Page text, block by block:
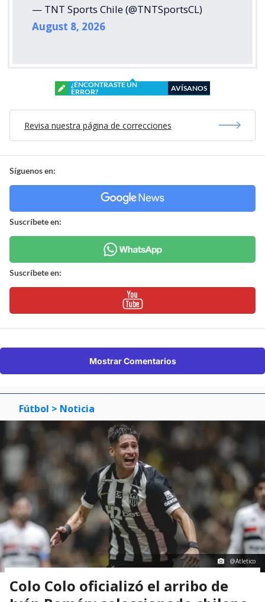
— TNT Sports Chile (@TNTSportsCL)
August 8, 2026
¿ENCONTRASTE UN
ERROR?
AVÍSANOS
Revisa nuestra página de correcciones
Síguenos en:
Suscríbete en:
Suscríbete en:
Mostrar Comentarios
Fútbol > Noticia
@Atletico
Colo Colo oficializó el arribo de